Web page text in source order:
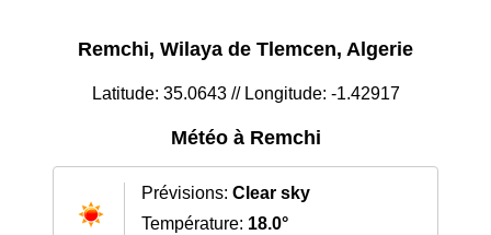
Remchi, Wilaya de Tlemcen, Algerie
Latitude: 35.0643 // Longitude: -1.42917
Météo à Remchi
Prévisions: Clear sky
Température: 18.0°